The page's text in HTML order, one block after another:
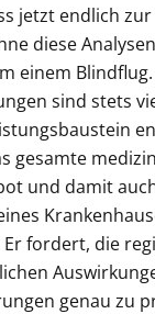
jetzt endlich
diese
einem Blindflug.
sind stets
gesamte
und damit
fordert, die
genau zu